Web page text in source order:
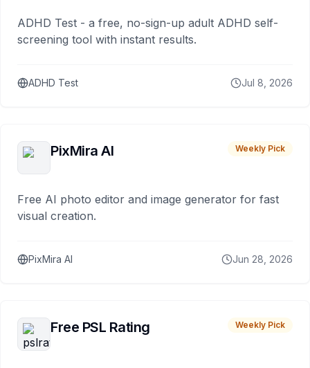
ADHD Test - a free, no-sign-up adult ADHD self-
screening tool with instant results.
ADHD Test Jul 8, 2026
PixMira AI Weekly Pick
Free AI photo editor and image generator for fast
visual creation.
PixMira AI Jun 28, 2026
Free PSL Rating Weekly Pick